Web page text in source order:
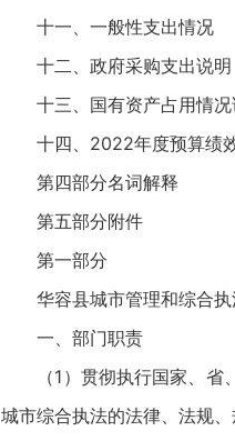
十一、一般性支出情况
十二、政府采购支出说明
十三、国有资产占用情况
十四、2022年度预算绩
第四部分名词解释
第五部分附件
第一部分
华容县城市管理和综合执
一、部门职责
（1）贯彻执行国家、省、
城市综合执法的法律、法规